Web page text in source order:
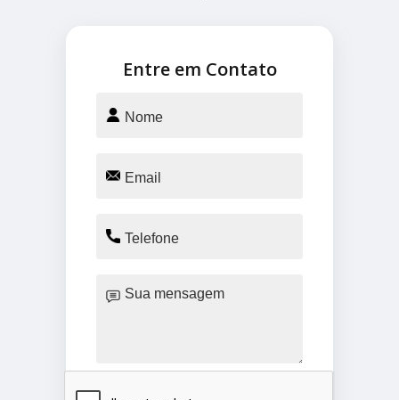
Entre em Contato